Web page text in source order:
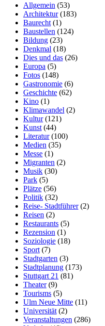
Allgemein (53)
Architektur(183)
Baurecht (1)
Baustellen (124)
Bildung (23)
Denkmal (18)
Dies und das (26)
Europa (5)
Fotos (148)
Gastronomie (6)
Geschichte (62)
Kino (1)
Klimawandel (2)
Kultur(121)
Kunst (44)
Literatur(100)
Medien (35)
Messe (1)
Migranten (2)
Musik (30)
Park (5)
Plätze (56)
Politik (32)
Reise- Stadtführer(2)
Reisen (2)
Restaurants (5)
Rezension (1)
Soziologie (18)
Sport (7)
Stadtgarten (3)
Stadtplanung (173)
Stuttgart 21 (81)
Theater(9)
Tourisms (5)
Ulm Neue Mitte (11)
Universität (2)
Veranstaltungen (286)